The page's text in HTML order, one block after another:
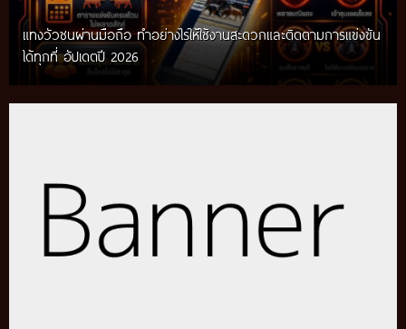
แทงวัวชนผ่านมือถือ ทำอย่างไรให้ใช้งานสะดวกและติดตามการแข่งขัน
ได้ทุกที่ อัปเดตปี 2026